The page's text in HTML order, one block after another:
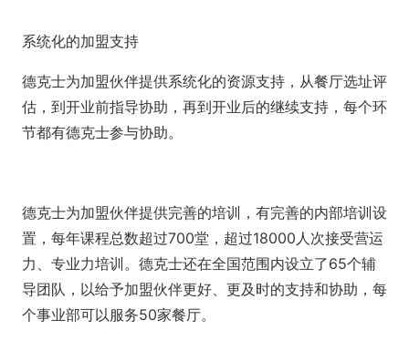
系统化的加盟支持
德克士为加盟伙伴提供系统化的资源支持，从餐厅选址评
估，到开业前指导协助，再到开业后的继续支持，每个环
节都有德克士参与协助。
德克士为加盟伙伴提供完善的培训，有完善的内部培训设
置，每年课程总数超过700堂，超过18000人次接受营运
力、专业力培训。德克士还在全国范围内设立了65个辅
导团队，以给予加盟伙伴更好、更及时的支持和协助，每
个事业部可以服务50家餐厅。